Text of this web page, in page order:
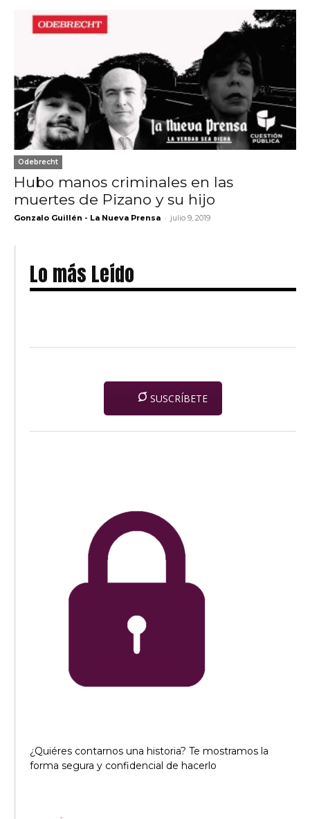
Odebrecht
Hubo manos criminales en las
muertes de Pizano y su hijo
Gonzalo Guillén - La Nueva Prensa - julio 9, 2019
Lo más Leído
SUSCRÍBETE
¿Quiéres contarnos una historia? Te mostramos la
forma segura y confidencial de hacerlo